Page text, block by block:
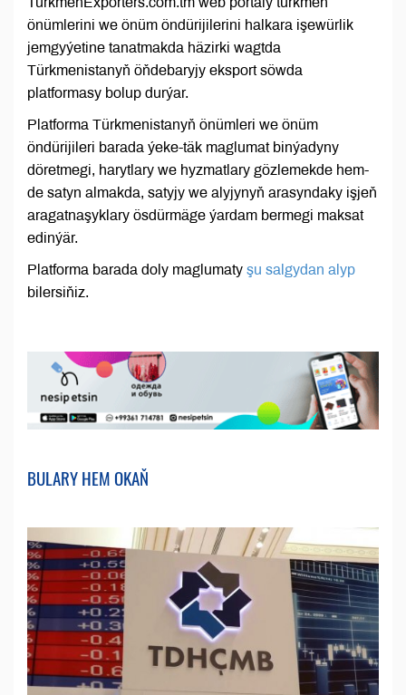
önümlerini we önüm öndürijilerini halkara işewürlik
jemgyýetine tanatmakda häzirki wagtda
Türkmenistanyň öňdebaryjy eksport söwda
platformasy bolup durýar.
Platforma Türkmenistanyň önümleri we önüm
öndürijileri barada ýeke-täk maglumat binýadyny
döretmegi, harytlary we hyzmatlary gözlemekde hem-
de satyn almakda, satyjy we alyjynyň arasyndaky işjeň
aragatnaşyklary ösdürmäge ýardam bermegi maksat
edinýär.
Platforma barada doly maglumaty şu salgydan alyp
bilersiňiz.
BULARY HEM OKAŇ